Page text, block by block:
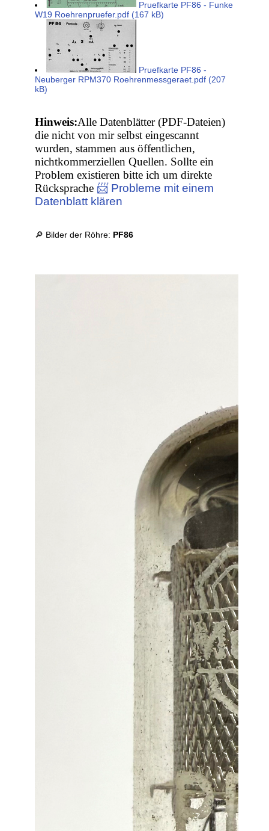
Pruefkarte PF86 - Funke
W19 Roehrenpruefer.pdf (167 kB)
Pruefkarte PF86 -
Neuberger RPM370 Roehrenmessgeraet.pdf (207
kB)
Hinweis:Alle Datenblätter (PDF-Dateien)
die nicht von mir selbst eingescannt
wurden, stammen aus öffentlichen,
nichtkommerziellen Quellen. Sollte ein
Problem existieren bitte ich um direkte
Rücksprache 📨 Probleme mit einem
Datenblatt klären
🔎 Bilder der Röhre: PF86